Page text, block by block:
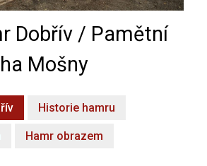
Dobřív / Pamětní
Mošny
Historie hamru
Hamr obrazem